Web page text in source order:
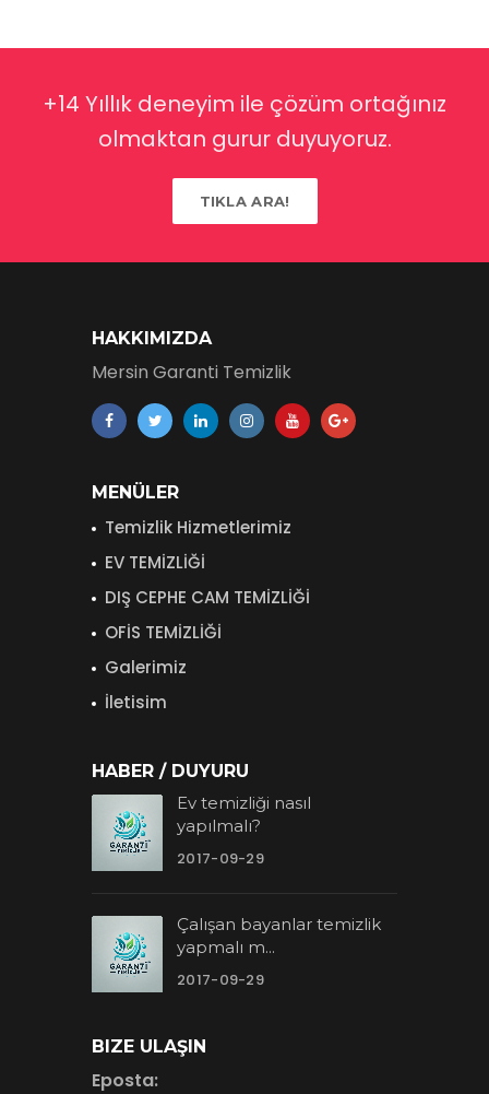
+14 Yıllık deneyim ile çözüm ortağınız
olmaktan gurur duyuyoruz.
TIKLA ARA!
HAKKIMIZDA
Mersin Garanti Temizlik
MENÜLER
Temizlik Hizmetlerimiz
EV TEMİZLİĞİ
DIŞ CEPHE CAM TEMİZLİĞİ
OFİS TEMİZLİĞİ
Galerimiz
İletisim
HABER / DUYURU
Ev temizliği nasıl
yapılmalı?
2017-09-29
Çalışan bayanlar temizlik
yapmalı m...
2017-09-29
BIZE ULAŞIN
Eposta: